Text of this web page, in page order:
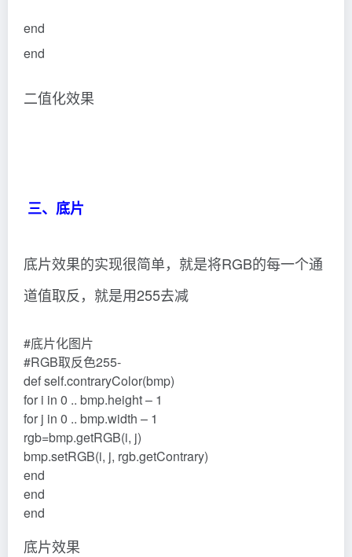
end
end
二值化效果
三、底片
底片效果的实现很简单，就是将RGB的每一个通
道值取反，就是用255去减
#底片化图片
#RGB取反色255-
def self.contraryColor(bmp)
for i in 0 .. bmp.height – 1
for j in 0 .. bmp.width – 1
rgb=bmp.getRGB(i, j)
bmp.setRGB(i, j, rgb.getContrary)
end
end
end
底片效果